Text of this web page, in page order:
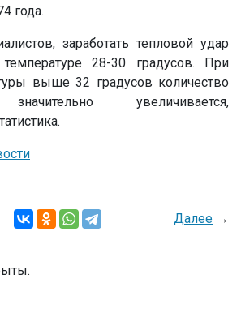
года.
заработать тепловой удар
28-30 градусов. При
выше 32 градусов количество
увеличивается,
Далее →